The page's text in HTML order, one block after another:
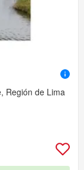
Región de Lima